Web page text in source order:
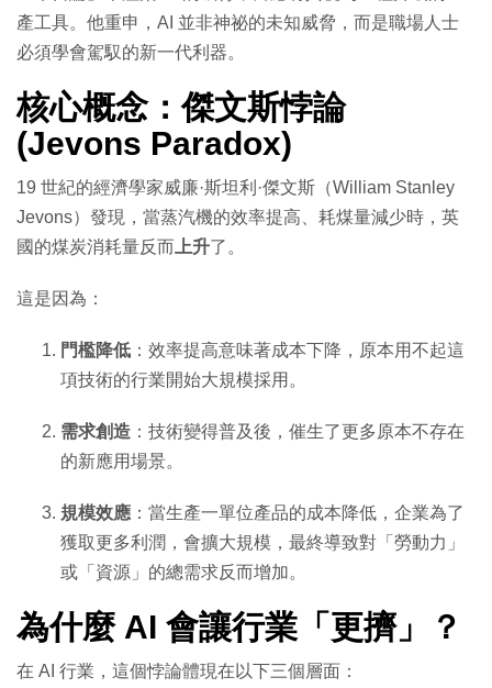
產工具。他重申，AI 並非神祕的未知威脅，而是職場人士
必須學會駕馭的新一代利器。
核心概念：傑文斯悖論
(Jevons Paradox)
19 世紀的經濟學家威廉·斯坦利·傑文斯（William Stanley
Jevons）發現，當蒸汽機的效率提高、耗煤量減少時，英
國的煤炭消耗量反而 上升了。
這是因為：
門檻降低 ：效率提高意味著成本下降，原本用不起這
項技術的行業開始大規模採用。
需求創造 ：技術變得普及後，催生了更多原本不存在
的新應用場景。
規模效應 ：當生產一單位產品的成本降低，企業為了
獲取更多利潤，會擴大規模，最終導致對「勞動力」
或「資源」的總需求反而增加。
為什麼 AI 會讓行業「更擠」？
在 AI 行業，這個悖論體現在以下三個層面：